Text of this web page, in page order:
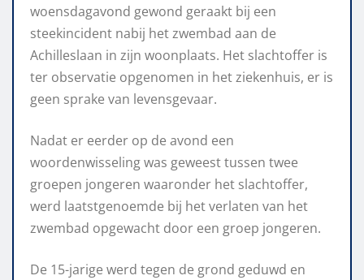
woensdagavond gewond geraakt bij een
steekincident nabij het zwembad aan de
Achilleslaan in zijn woonplaats. Het slachtoffer is
ter observatie opgenomen in het ziekenhuis, er is
geen sprake van levensgevaar.
Nadat er eerder op de avond een
woordenwisseling was geweest tussen twee
groepen jongeren waaronder het slachtoffer,
werd laatstgenoemde bij het verlaten van het
zwembad opgewacht door een groep jongeren.
De 15-jarige werd tegen de grond geduwd en